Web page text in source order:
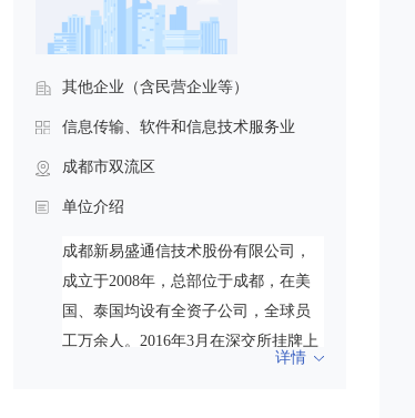
其他企业（含民营企业等）
信息传输、软件和信息技术服务业
成都市双流区
单位介绍
成都新易盛通信技术股份有限公司，
成立于2008年，总部位于成都，在美
国、泰国均设有全资子公司，全球员
工万余人。2016年3月在深交所挂牌上
市，股票代码300502，截至2025年10
详情